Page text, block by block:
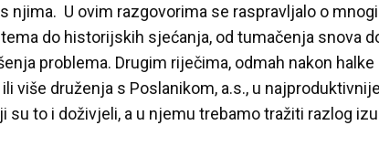
njima. U ovim razgovorima se raspravljalo o
do historijskih sjećanja, od tumačenja snova
problema. Drugim riječima, odmah nakon halke
više druženja s Poslanikom, a.s., u
su to i doživjeli, a u njemu trebamo tražiti razlog